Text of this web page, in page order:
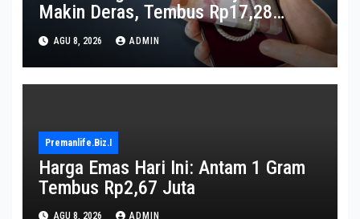
Makin Deras, Tembus Rp17,28
Triliun per Juni 2026
AGU 8, 2026 ADMIN
Premanlife.biz.i
Harga Emas Hari Ini: Antam 1 Gram
Tembus Rp2,67 Juta
AGU 8, 2026 ADMIN